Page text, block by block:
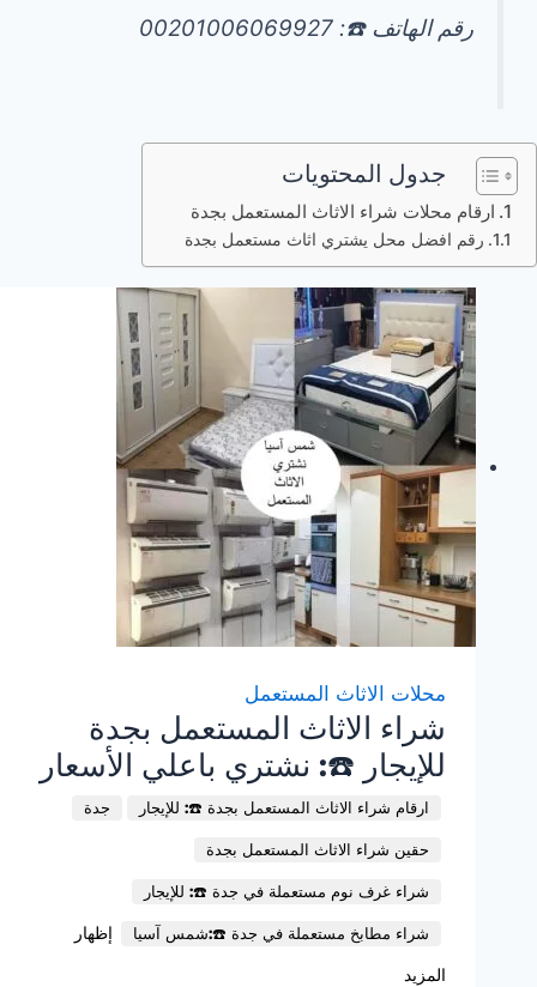
رقم الهاتف ☎️: 00201006069927
جدول المحتويات
ارقام محلات شراء الاثاث المستعمل بجدة
رقم افضل محل يشتري اثاث مستعمل بجدة
محلات الاثاث المستعمل
شراء الاثاث المستعمل بجدة
للإيجار ☎️: نشتري باعلي الأسعار
ارقام شراء الاثاث المستعمل بجدة ☎️: للإيجار جدة
حقين شراء الاثاث المستعمل بجدة
شراء غرف نوم مستعملة في جدة ☎️: للإيجار
شراء مطابخ مستعملة في جدة ☎️:شمس آسيا
إظهار
المزيد